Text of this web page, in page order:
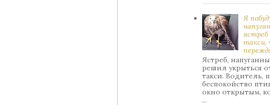
Я
ястрeб
такси,
Ястреб,
решил укрыться
такси. Водитель,
беспокойство
окно открытым,
...